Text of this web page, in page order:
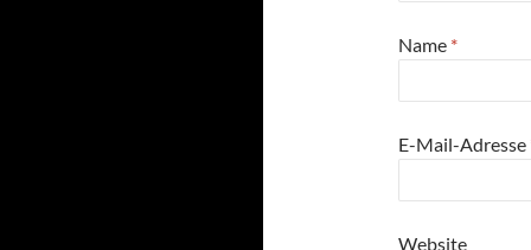
Name *
E-Mail-Adresse
Website